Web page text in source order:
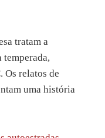
tratam a
Os relatos de
uma história